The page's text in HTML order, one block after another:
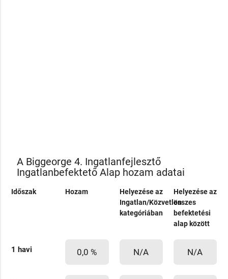
A Biggeorge 4. Ingatlanfejlesztő
Ingatlanbefektető Alap hozam adatai
Időszak Hozam
Helyezése az
Ingatlan/Közvetlen
kategóriában
Helyezése az
összes
befektetési
alap között
1 havi 0,0 % N/A N/A